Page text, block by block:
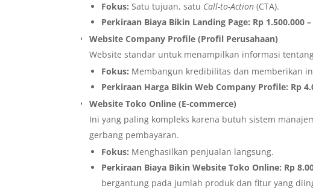
Fokus: Satu tujuan, satu Call-to-Action (CTA).
Perkiraan Biaya Bikin Landing Page: Rp 1.500.000
Website Company Profile (Profil Perusahaan)
Website standar untuk menampilkan informasi
Fokus: Membangun kredibilitas dan memberikan
Perkiraan Harga Bikin Web Company Profile: Rp
Website Toko Online (E-commerce)
Ini yang paling kompleks karena butuh sistem
gerbang pembayaran.
Fokus: Menghasilkan penjualan langsung.
Perkiraan Biaya Bikin Website Toko Online: Rp
bergantung pada jumlah produk dan fitur yang